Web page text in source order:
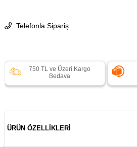
Telefonla Sipariş
750 TL ve Üzeri Kargo
Bedava
ÜRÜN ÖZELLIKLERI